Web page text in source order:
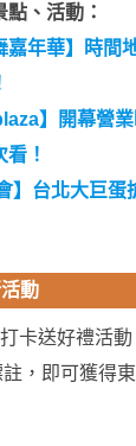
、活動：
嘉年華】時間
】開幕營
！
】台北大巨
動
卡送好禮活
，即可獲得